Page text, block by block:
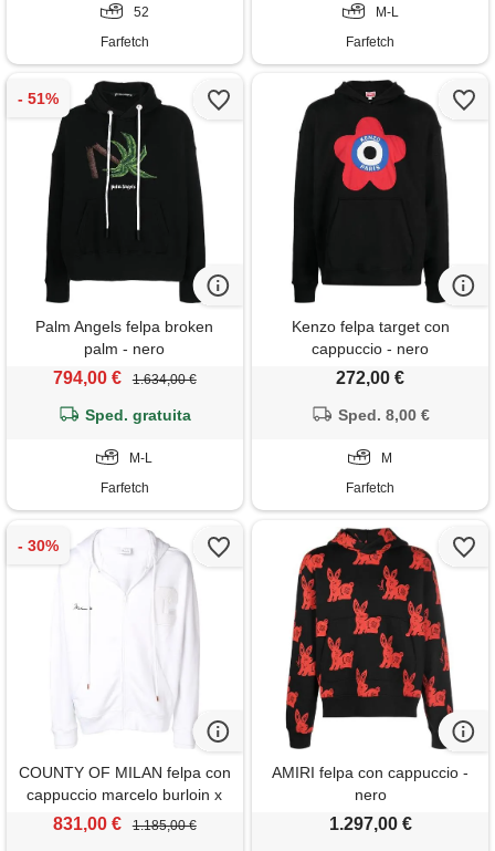
52
Farfetch
M-L
Farfetch
Palm Angels felpa broken
palm - nero
794,00 € 1.634,00 €
Sped. gratuita
M-L
Farfetch
Kenzo felpa target con
cappuccio - nero
272,00 €
Sped. 8,00 €
M
Farfetch
COUNTY OF MILAN felpa con
cappuccio marcelo burloin x
muhammad ali - bianco
831,00 € 1.185,00 €
AMIRI felpa con cappuccio -
nero
1.297,00 €